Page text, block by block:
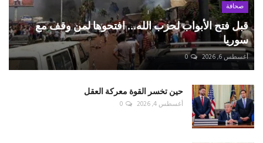
صحافة
قبل فتح الأبواب لحزب الله... افتحوها لمن وقف مع
سوريا
أغسطس 6, 2026 0
حين تخسر القوة معركة العقل
أغسطس 4, 2026 0